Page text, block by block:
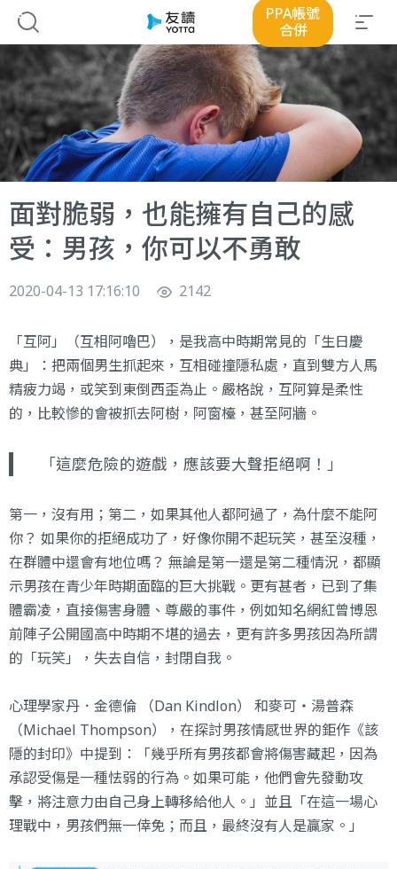
PPA帳號
合併
面對脆弱，也能擁有自己的感
受：男孩，你可以不勇敢
2020-04-13 17:16:10 2142
「互阿」（互相阿嚕巴），是我高中時期常見的「生日慶
典」：把兩個男生抓起來，互相碰撞隱私處，直到雙方人馬
精疲力竭，或笑到東倒西歪為止。嚴格說，互阿算是柔性
的，比較慘的會被抓去阿樹，阿窗檯，甚至阿牆。
「這麼危險的遊戲，應該要大聲拒絕啊！」
第一，沒有用；第二，如果其他人都阿過了，為什麼不能阿
你？ 如果你的拒絕成功了，好像你開不起玩笑，甚至沒種，
在群體中還會有地位嗎？ 無論是第一還是第二種情況，都顯
示男孩在青少年時期面臨的巨大挑戰。更有甚者，已到了集
體霸凌，直接傷害身體、尊嚴的事件，例如知名網紅曾博恩
前陣子公開國高中時期不堪的過去 ，更有許多男孩因為所謂
的「玩笑」，失去自信，封閉自我。
心理學家丹．金德倫 （Dan Kindlon） 和麥可‧湯普森
（Michael Thompson），在探討男孩情感世界的鉅作 《該
隱的封印》 中提到：「幾乎所有男孩都會將傷害藏起，因為
承認受傷是一種怯弱的行為。如果可能，他們會先發動攻
擊，將注意力由自己身上轉移給他人。」並且「在這一場心
理戰中，男孩們無一倖免；而且，最終沒有人是贏家。」